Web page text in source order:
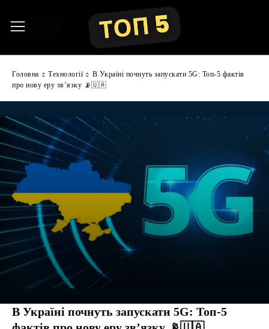
Головна Технології
В Україні почнуть запускати 5G: Топ-5 фактів
про нову еру зв’язку 📡🇺🇦
В Україні почнуть запускати 5G: Топ-5